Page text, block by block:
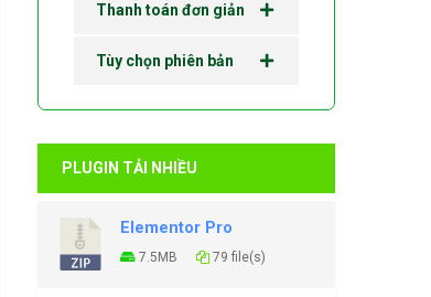
Thanh toán đơn giản
Tùy chọn phiên bản
PLUGIN TẢI NHIỀU
Elementor Pro
7.5MB 79 file(s)